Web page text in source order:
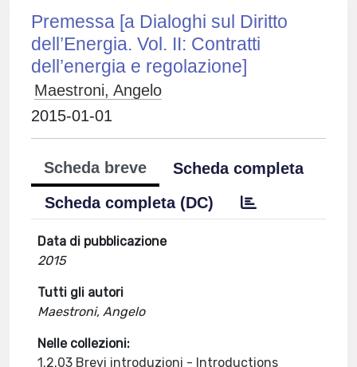
Premessa [a Dialoghi sul Diritto
dell’Energia. Vol. II: Contratti
dell’energia e regolazione]
Maestroni, Angelo
2015-01-01
Scheda breve
Scheda completa
Scheda completa (DC)
Data di pubblicazione
2015
Tutti gli autori
Maestroni, Angelo
Nelle collezioni:
1.2.03 Brevi introduzioni - Introductions